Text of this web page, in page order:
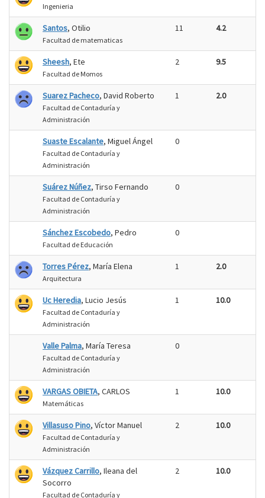
Ingenieria
Santos, Otilio
Facultad de matematicas
11 4.2
Sheesh, Ete
Facultad de Momos
2 9.5
Suarez Pacheco, David Roberto
Facultad de Contaduría y
Administración
1 2.0
Suaste Escalante, Miguel Ángel
Facultad de Contaduría y
Administración
0
Suárez Núñez, Tirso Fernando
Facultad de Contaduría y
Administración
0
Sánchez Escobedo, Pedro
Facultad de Educación
0
Torres Pérez, María Elena
Arquitectura
1 2.0
Uc Heredia, Lucio Jesús
Facultad de Contaduría y
Administración
1 10.0
Valle Palma, María Teresa
Facultad de Contaduría y
Administración
0
VARGAS OBIETA, CARLOS
Matemáticas
1 10.0
Villasuso Pino, Víctor Manuel
Facultad de Contaduría y
Administración
2 10.0
Vázquez Carrillo, Ileana del
Socorro
Facultad de Contaduría y
2 10.0